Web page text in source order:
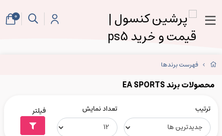
فهرست برندها
محصولات برند EA SPORTS
ترتیب تعداد نمایش فیلتر
0